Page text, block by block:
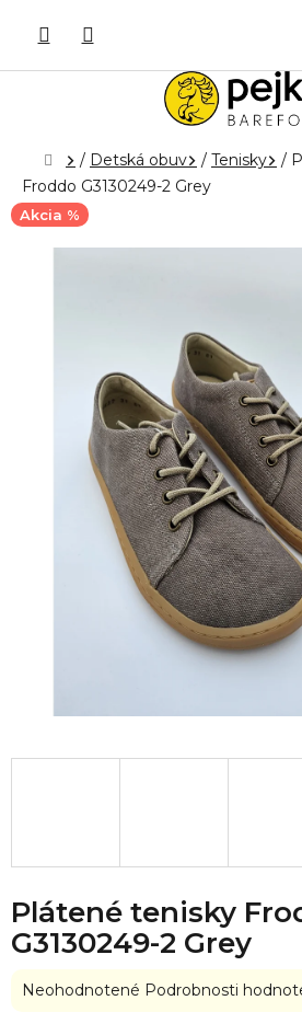
obsah
Domov
/ Detská obuv / Tenisky /
Froddo G3130249-2 Grey
Akcia %
Plátené tenisky
G3130249-2 Grey
Priemerné
Neohodnotené Podrobnosti